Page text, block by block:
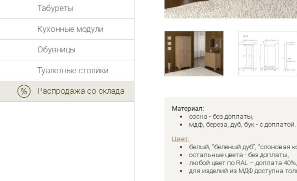
Табуреты
Кухонные модули
Обувницы
Туалетные столики
Распродажа со склада
Материал:
сосна - без доплаты,
мдф, береза, дуб, бук - с доплатой.
Цвет:
белый, "беленый дуб", "слоновая
остальные цвета - без доплаты,
любой цвет по RAL – доплата 40%,
для изделий из МДФ доступна